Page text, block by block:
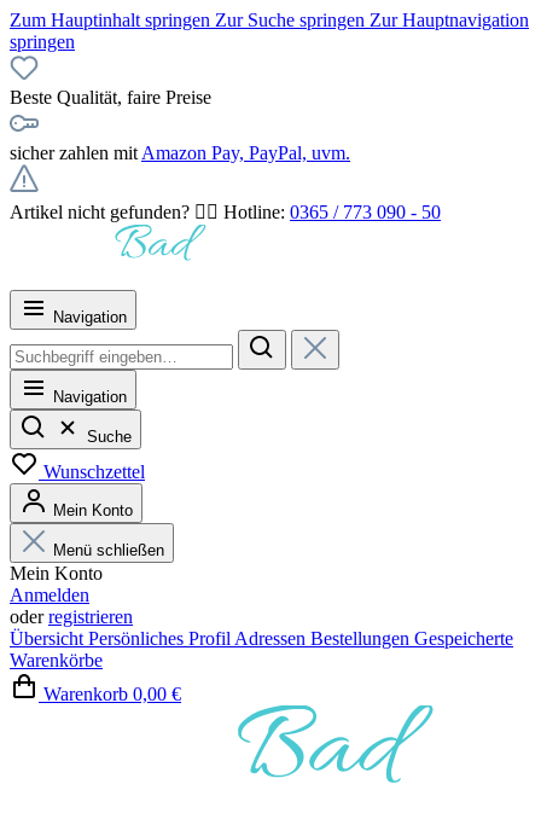
Zum Hauptinhalt springen Zur Suche springen Zur Hauptnavigation
springen
Beste Qualität, faire Preise
sicher zahlen mit Amazon Pay, PayPal, uvm.
Artikel nicht gefunden? 👉🏻 Hotline: 0365 / 773 090 - 50
Navigation
Navigation
Suche
Wunschzettel
Mein Konto
Menü schließen
Mein Konto
Anmelden
oderregistrieren
Übersicht Persönliches Profil Adressen Bestellungen Gespeicherte
Warenkörbe
Warenkorb 0,00 €